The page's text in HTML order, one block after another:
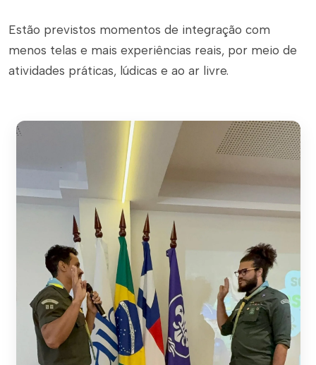
Estão previstos momentos de integração com
menos telas e mais experiências reais, por meio de
atividades práticas, lúdicas e ao ar livre.